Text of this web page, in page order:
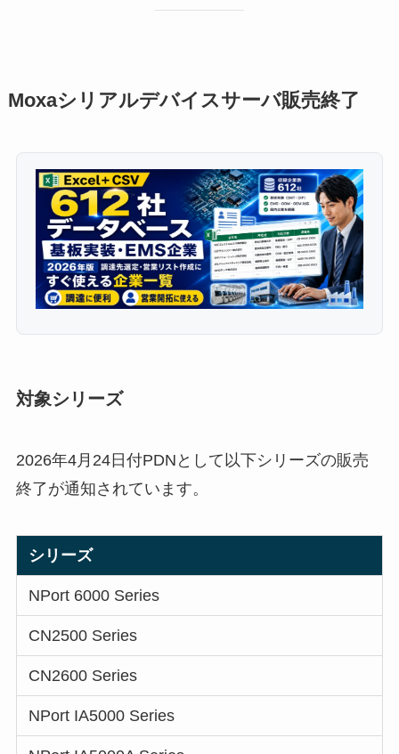
Moxaシリアルデバイスサーバ販売終了
対象シリーズ
2026年4月24日付PDNとして以下シリーズの販売
終了が通知されています。
シリーズ
NPort 6000 Series
CN2500 Series
CN2600 Series
NPort IA5000 Series